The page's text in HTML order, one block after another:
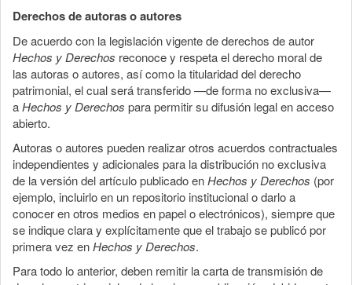
Derechos de autoras o autores
De acuerdo con la legislación vigente de derechos de autor
Hechos y Derechos reconoce y respeta el derecho moral de
las autoras o autores, así como la titularidad del derecho
patrimonial, el cual será transferido —de forma no exclusiva—
aHechos y Derechos para permitir su difusión legal en acceso
abierto.
Autoras o autores pueden realizar otros acuerdos contractuales
independientes y adicionales para la distribución no exclusiva
de la versión del artículo publicado enHechos y Derechos (por
ejemplo, incluirlo en un repositorio institucional o darlo a
conocer en otros medios en papel o electrónicos), siempre que
se indique clara y explícitamente que el trabajo se publicó por
primera vez enHechos y Derechos.
Para todo lo anterior, deben remitir la carta de transmisión de